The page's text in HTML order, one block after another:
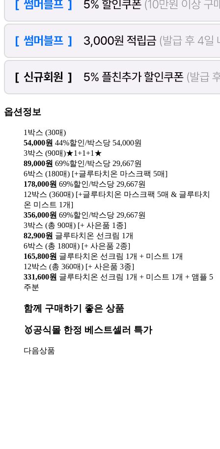
옵션정보
1박스 (30매)
54,000원 44%할인/박스당 54,000원
3박스 (90매)★1+1+1★
89,000원 69%할인/박스당 29,667원
6박스 (180매) [+글루타치온 마스크팩 5매]
178,000원 69%할인/박스당 29,667원
12박스 (360매) [+글루타치온 마스크팩 5매 & 글루타치
온 미스트 1개]
356,000원 69%할인/박스당 29,667원
3박스 (총 90매) [+ 사은품 1종]
82,900원 글루타치온 선크림 1개
6박스 (총 180매) [+ 사은품 2종]
165,800원 글루타치온 선크림 1개 + 미스트 1개
12박스 (총 360매) [+ 사은품 3종]
331,600원 글루타치온 선크림 1개 + 미스트 1개 + 앰플 5
주분
함께 구매하기 좋은 상품
🥇공식몰 한정 베스트셀러 특가
다음상품